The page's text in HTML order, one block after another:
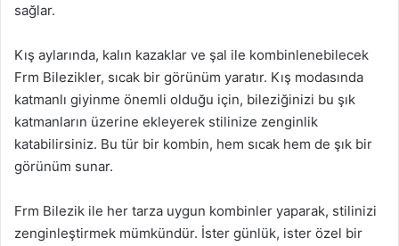
sağlar.
Kış aylarında, kalın kazaklar ve şal ile kombinlenebilecek
Frm Bilezikler, sıcak bir görünüm yaratır. Kış modasında
katmanlı giyinme önemli olduğu için, bileziğinizi bu şık
katmanların üzerine ekleyerek stilinize zenginlik
katabilirsiniz. Bu tür bir kombin, hem sıcak hem de şık bir
görünüm sunar.
Frm Bilezik ile her tarza uygun kombinler yaparak, stilinizi
zenginleştirmek mümkündür. İster günlük, ister özel bir